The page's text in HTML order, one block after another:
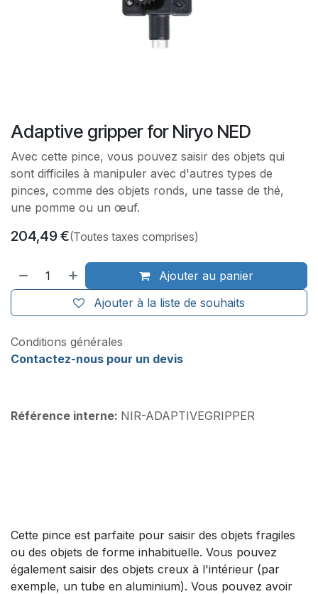
Adaptive gripper for Niryo NED
Avec cette pince, vous pouvez saisir des objets qui
sont difficiles à manipuler avec d'autres types de
pinces, comme des objets ronds, une tasse de thé,
une pomme ou un œuf.
204,49€(Toutes taxes comprises)
Ajouter au panier
Ajouter à la liste de souhaits
Conditions générales
Contactez-nous pour un devis
Référence interne: NIR-ADAPTIVEGRIPPER
Cette pince est parfaite pour saisir des objets fragiles
ou des objets de forme inhabituelle. Vous pouvez
également saisir des objets creux à l'intérieur (par
exemple, un tube en aluminium). Vous pouvez avoir